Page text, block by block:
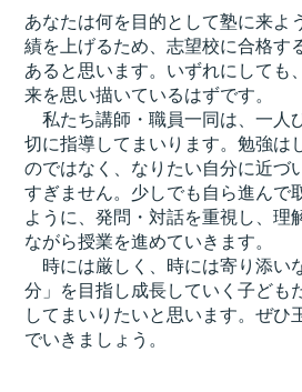
あなたは何を目的として塾に来よ
績を上げるため、志望校に合格す
あると思います。いずれにしても
来を思い描いているはずです。
私たち講師・職員一同は、一人
切に指導してまいります。勉強は
のではなく、なりたい自分に近づ
すぎません。少しでも自ら進んで
ように、発問・対話を重視し、理
ながら授業を進めていきます。
時には厳しく、時には寄り添い
分」を目指し成長していく子ども
してまいりたいと思います。ぜひ
でいきましょう。